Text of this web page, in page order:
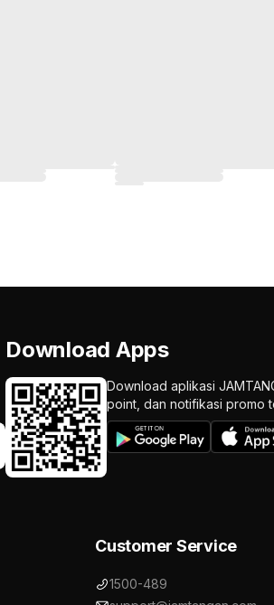
Download Apps
Download aplikasi
point, dan notifikasi promo
Customer Service
1500-489